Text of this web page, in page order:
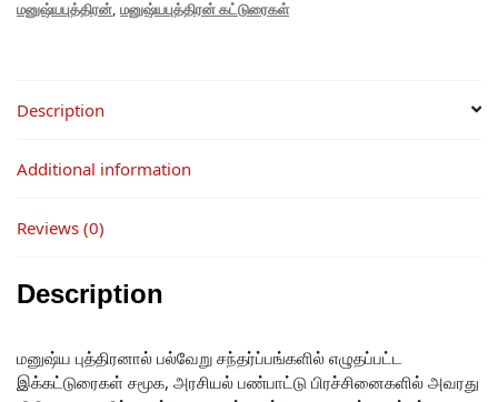
மனுஷ்யபுத்திரன், மனுஷ்யபுத்திரன் கட்டுரைகள்
Description
Additional information
Reviews (0)
Description
மனுஷ்ய புத்திரனால் பல்வேறு சந்தர்ப்பங்களில் எழுதப்பட்ட
இக்கட்டுரைகள் சமூக, அரசியல் பண்பாட்டு பிரச்சினைகளில் அவரது